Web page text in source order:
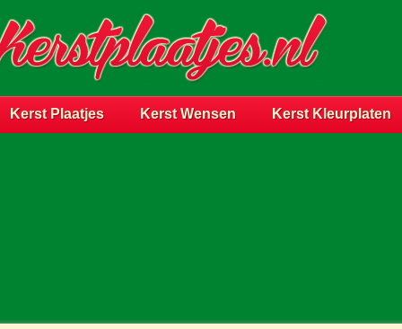
Kerst Plaatjes Kerst Wensen Kerst Kleurplaten